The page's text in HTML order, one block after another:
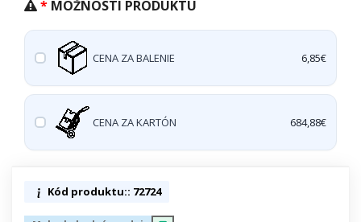
MOŽNOSTI PRODUKTU
CENA ZA BALENIE 6,85€
CENA ZA KARTÓN 684,88€
Kód produktu:: 72724